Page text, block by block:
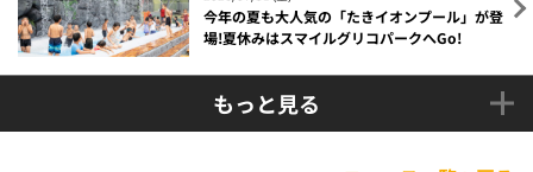
今年の夏も大人気の「たきイオンプール」が登
場!夏休みはスマイルグリコパークへGo!
もっと見る